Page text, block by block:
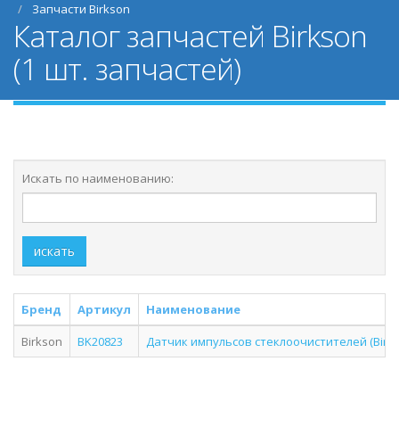
Запчасти Birkson
Каталог запчастей Birkson
(1 шт. запчастей)
Искать по наименованию:
искать
Бренд Артикул
Наименование
Birkson
BK20823 Датчик импульсов стеклоочистителей